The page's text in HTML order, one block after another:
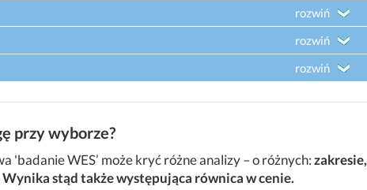
rozwiń
rozwiń
rozwiń
przy wyborze?
'badanie WES’ może kryć różne analizy – o różnych:zakresie,
stąd także występująca równica w cenie.